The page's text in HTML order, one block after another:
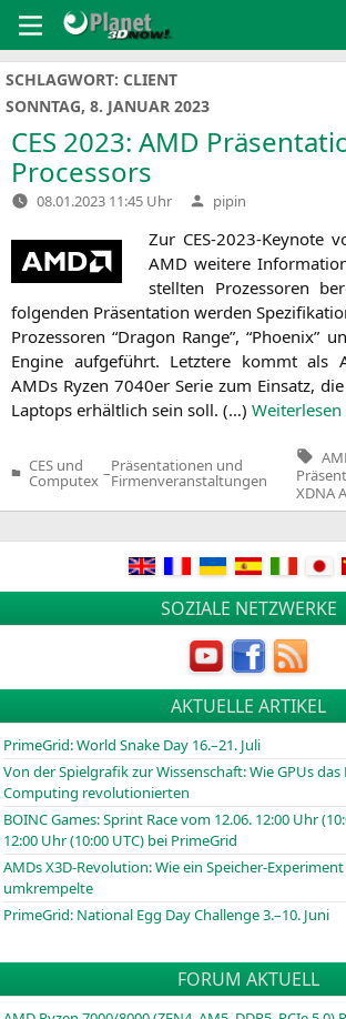
Inhalt
springen
SCHLAGWORT: CLIENT
SONNTAG, 8. JANUAR 2023
CES 2023: AMD
Processors
08.01.2023 11:45 Uhr Verfasst
von
pipin
Zur CES-2023-Key­note
AMD wei­te­re
stell­ten Pro­zes­so­ren
fol­gen­den Prä­sen­ta­ti­on wer­den
Pro­zes­so­ren “Dra­gon Ran­ge”, “Phoe­nix”
Engi­ne auf­ge­führt. Letz­te­re kommt als
AMDs Ryzen 7040er Serie zum Ein­satz,
Lap­tops erhält­lich sein soll. (…) Wei­ter­le­sen
Veröffentlicht
CES und
Computex –Präsentationen und
Firmenveranstaltungen
XDNA
SOZIALE NETZWERKE
AKTUELLE ARTIKEL
PrimeGrid: World Snake Day 16.–21. Juli
Von der Spielgrafik zur Wissenschaft: Wie GPUs
Computing revolutionierten
BOINCGames: Sprint Race vom 12.06. 12:00 Uhr
12:00 Uhr (10:00 UTC) bei PrimeGrid
AMDs X3D-Revolution: Wie ein Speicher-
umkrempelte
PrimeGrid: National Egg Day Challenge 3.–10. Juni
FORUM AKTUELL